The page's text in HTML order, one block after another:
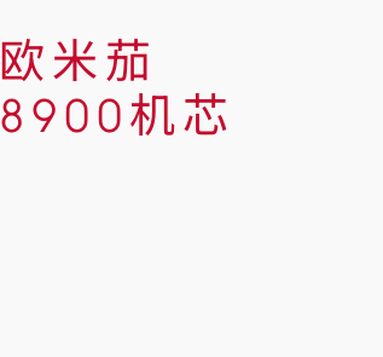
欧米茄
8900机芯